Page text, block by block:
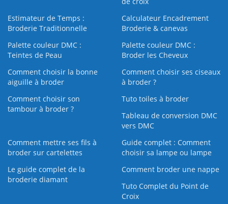
Estimateur de Temps :
Broderie Traditionnelle
Calculateur Encadrement
Broderie & canevas
Palette couleur DMC :
Teintes de Peau
Palette couleur DMC :
Broder les Cheveux
Comment choisir la bonne
aiguille à broder
Comment choisir ses ciseaux
à broder ?
Comment choisir son
tambour à broder ?
Tuto toiles à broder
Tableau de conversion DMC
vers DMC
Comment mettre ses fils à
broder sur cartelettes
Guide complet : Comment
choisir sa lampe ou lampe
Le guide complet de la
broderie diamant
Comment broder une nappe
Tuto Complet du Point de
Croix